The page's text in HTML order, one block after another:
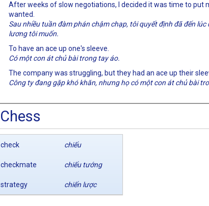
After weeks of slow negotiations, I decided it was time to put
wanted.
Sau nhiều tuần đàm phán chậm chạp, tôi quyết định đã đến
lương tôi muốn.
To have an ace up one's sleeve.
Có một con át chủ bài trong tay áo.
The company was struggling, but they had an ace up their
Công ty đang gặp khó khăn, nhưng họ có một con át chủ bài
Chess
check chiếu
checkmate chiếu tướng
strategy chiến lược